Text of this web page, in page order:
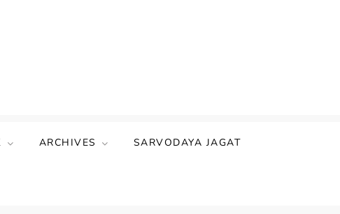
ARCHIVES SARVODAYA JAGAT